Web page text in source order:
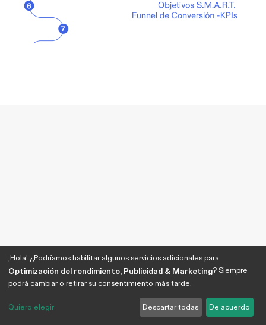
¡Hola! ¿Podríamos habilitar algunos servicios adicionales para
Optimización del rendimiento, Publicidad & Marketing? Siempre
podrá cambiar o retirar su consentimiento más tarde.
Quiero elegir Descartar todas De acuerdo